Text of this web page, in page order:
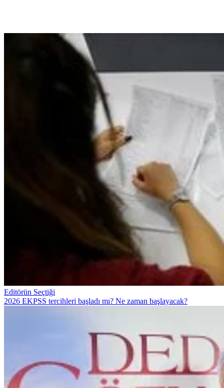
Editörün Seçtiği
2026 EKPSS tercihleri başladı mı? Ne zaman başlayacak?